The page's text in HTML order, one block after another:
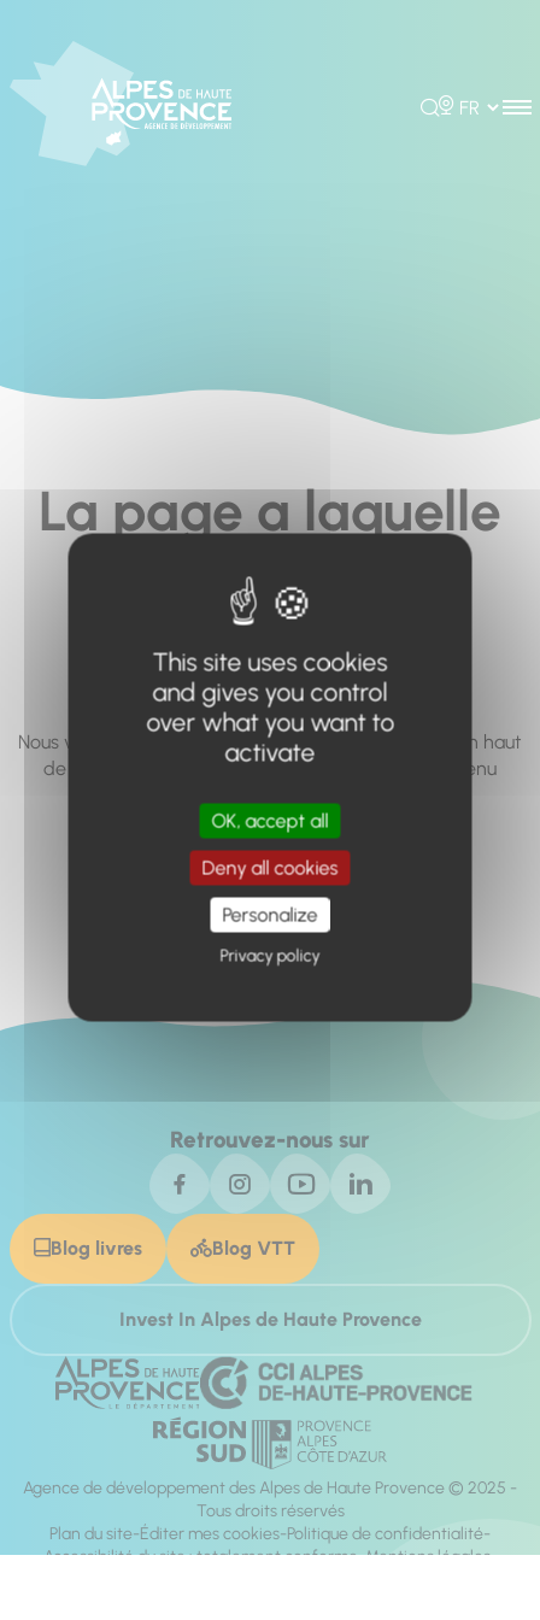
Rechercher
Choisir la
La page a laquelle
vous cherchez à
accéder n'existe
pas... ou plus.
Nous vous invitons à utiliser le moteur de recherche en haut
de page, ou à utiliser le menu pour trouver le contenu
Retour à l'accueil
Retrouvez-nous sur
Blog livres Blog VTT
Invest In Alpes de Haute Provence
Agence de développement des Alpes de Haute Provence © 2025 -
Tous droits réservés
Plan du site Éditer mes cookies Politique de confidentialité
Accessibilité du site : totalement conforme Mentions légales
This site uses cookies
and gives you control
over what you want to
activate
OK, accept all
Deny all cookies
Personalize
Privacy policy